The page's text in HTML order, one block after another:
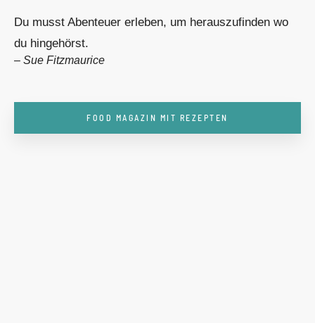
Du musst Abenteuer erleben, um herauszufinden wo
du hingehörst.
– Sue Fitzmaurice
FOOD MAGAZIN MIT REZEPTEN